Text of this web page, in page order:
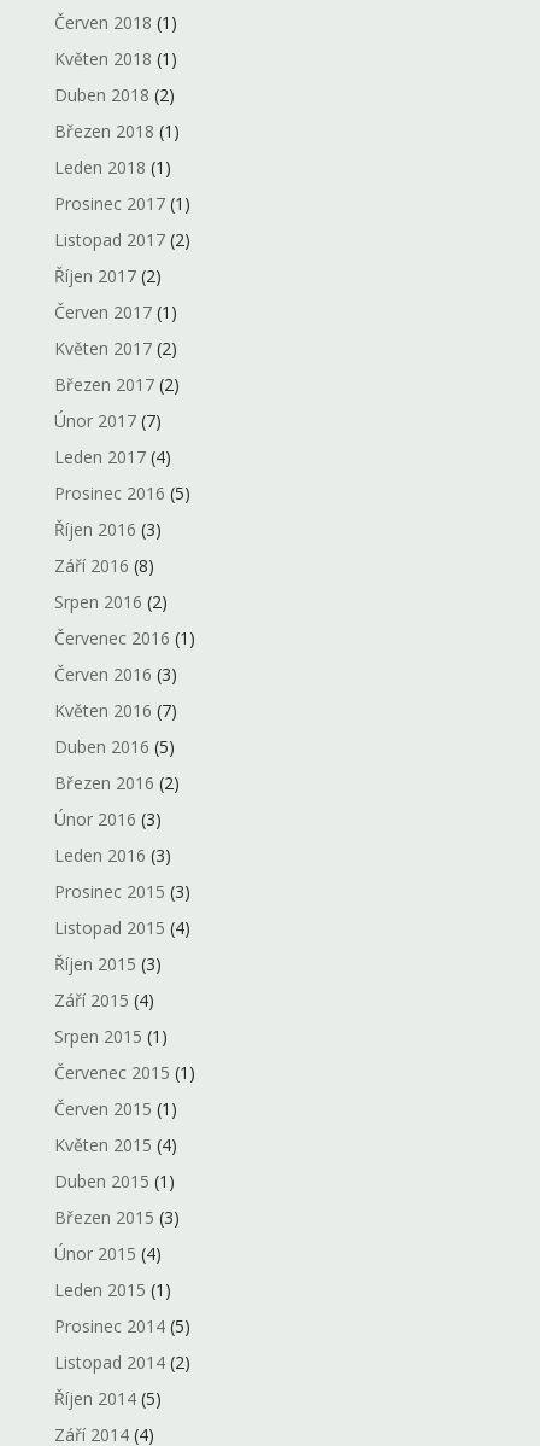
Červen 2018 (1)
Květen 2018 (1)
Duben 2018 (2)
Březen 2018 (1)
Leden 2018 (1)
Prosinec 2017(1)
Listopad 2017(2)
Říjen 2017(2)
Červen 2017(1)
Květen 2017(2)
Březen 2017(2)
Únor 2017(7)
Leden 2017(4)
Prosinec 2016 (5)
Říjen 2016 (3)
Září 2016 (8)
Srpen 2016 (2)
Červenec 2016 (1)
Červen 2016 (3)
Květen 2016 (7)
Duben 2016 (5)
Březen 2016 (2)
Únor 2016 (3)
Leden 2016 (3)
Prosinec 2015 (3)
Listopad 2015 (4)
Říjen 2015 (3)
Září 2015 (4)
Srpen 2015 (1)
Červenec 2015 (1)
Červen 2015 (1)
Květen 2015 (4)
Duben 2015 (1)
Březen 2015 (3)
Únor 2015 (4)
Leden 2015 (1)
Prosinec 2014(5)
Listopad 2014(2)
Říjen 2014(5)
Září 2014(4)